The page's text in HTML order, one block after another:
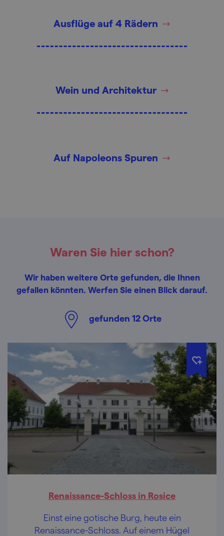
Ausflüge auf 4 Rädern
Wein und Architektur
Auf Napoleons Spuren
Waren Sie hier schon?
Wir haben weitere Orte gefunden, die Ihnen
gefallen könnten. Werfen Sie einen Blick darauf.
gefunden 12Orte
Renaissance-Schloss in Rosice
Einst eine gotische Burg, heute ein
Renaissance-Schloss. Auf einem Hügel